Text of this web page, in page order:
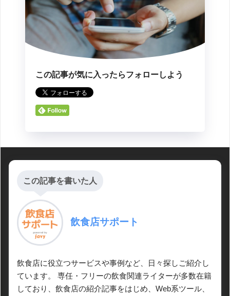
この記事が気に入ったらフォローしよう
この記事を書いた人
飲食店サポート
飲食店に役立つサービスや事例など、日々探しご紹介し
ています。 専任・フリーの飲食関連ライターが多数在籍
しており、飲食店の紹介記事をはじめ、Web系ツール、